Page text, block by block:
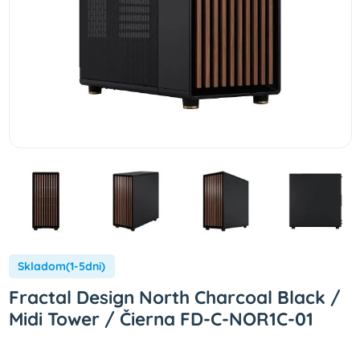
Skladom(1-5dni)
Fractal Design North Charcoal Black /
Midi Tower / Čierna FD-C-NOR1C-01